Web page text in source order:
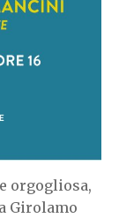
orgogliosa,
Girolamo